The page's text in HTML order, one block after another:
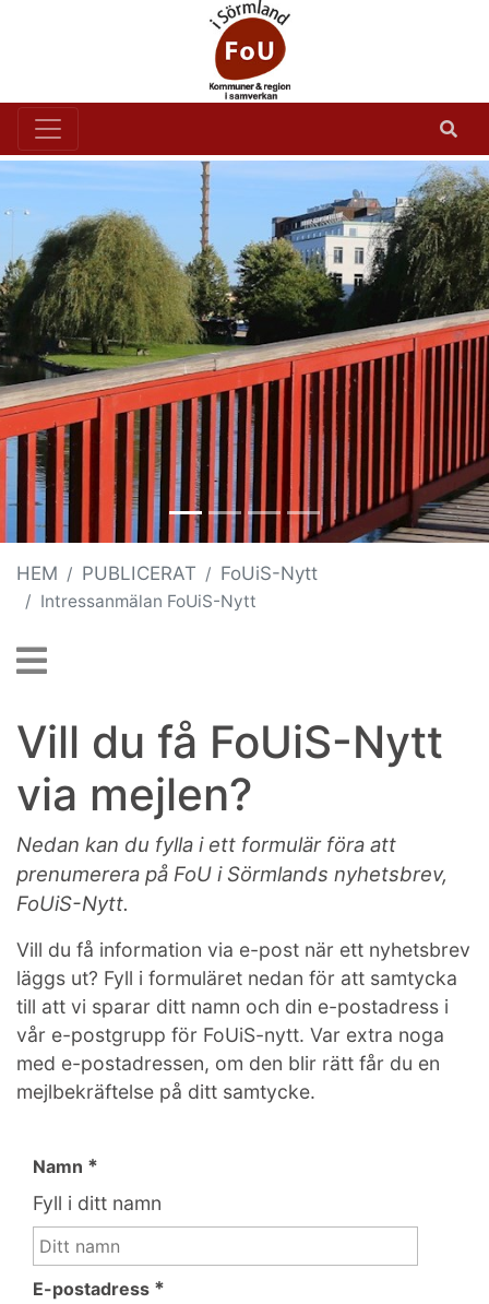
HEM PUBLICERAT FoUiS-Nytt
Intressanmälan FoUiS-Nytt
Vill du få FoUiS-Nytt
via mejlen?
Nedan kan du fylla i ett formulär föra att
prenumerera på FoU i Sörmlands nyhetsbrev,
FoUiS-Nytt.
Vill du få information via e-post när ett nyhetsbrev
läggs ut? Fyll i formuläret nedan för att samtycka
till att vi sparar ditt namn och din e-postadress i
vår e-postgrupp för FoUiS-nytt. Var extra noga
med e-postadressen, om den blir rätt får du en
mejlbekräftelse på ditt samtycke.
Namn *
Fyll i ditt namn
E-postadress *